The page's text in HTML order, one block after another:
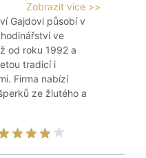
Zobrazit více >>
Gajdovi působí v
ve
od roku 1992 a
tradicí i
Firma nabízí
ze žlutého a